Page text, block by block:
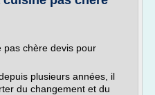
pas chère devis pour
plusieurs années, il
du changement et du